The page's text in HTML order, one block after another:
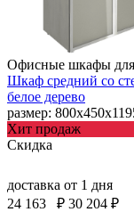
Офисные шкафы для
Шкаф средний со
белое дерево
размер:
Хит продаж
Скидка
доставка от 1 дня
24 163
₽ 30 204 ₽